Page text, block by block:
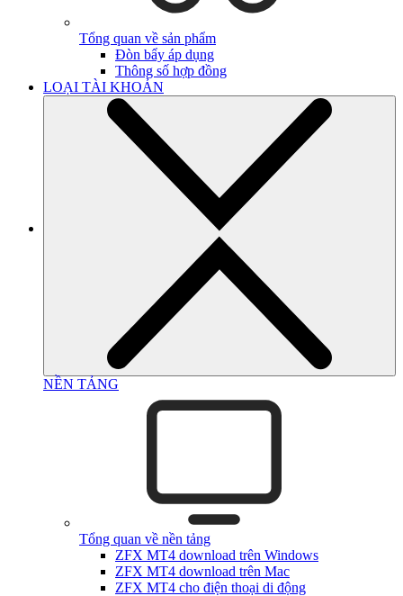
Tổng quan về sản phẩm
Đòn bẩy áp dụng
Thông số hợp đồng
LOẠI TÀI KHOẢN
NỀN TẢNG
Tổng quan về nền tảng
ZFX MT4 download trên Windows
ZFX MT4 download trên Mac
ZFX MT4 cho điện thoại di động